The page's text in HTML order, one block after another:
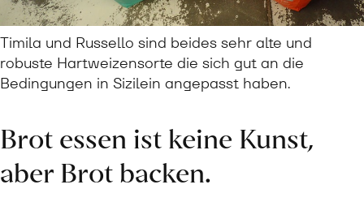
Timila und Russello sind beides sehr alte und
robuste Hartweizensorte die sich gut an die
Bedingungen in Sizilein angepasst haben.
Brot essen ist keine Kunst,
aber Brot backen.